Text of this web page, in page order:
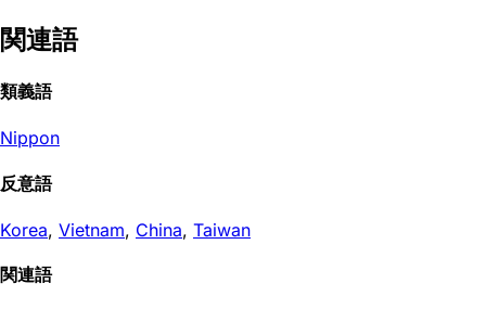
関連語
類義語
Nippon
反意語
Korea, Vietnam, China, Taiwan
関連語